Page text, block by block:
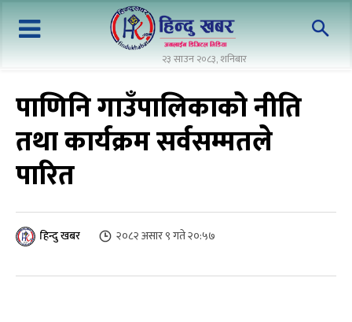
२३ साउन २०८३, शनिबार
पाणिनि गाउँपालिकाको नीति
तथा कार्यक्रम सर्वसम्मतले
पारित
हिन्दु खबर २०८२ असार ९ गते २०:५७